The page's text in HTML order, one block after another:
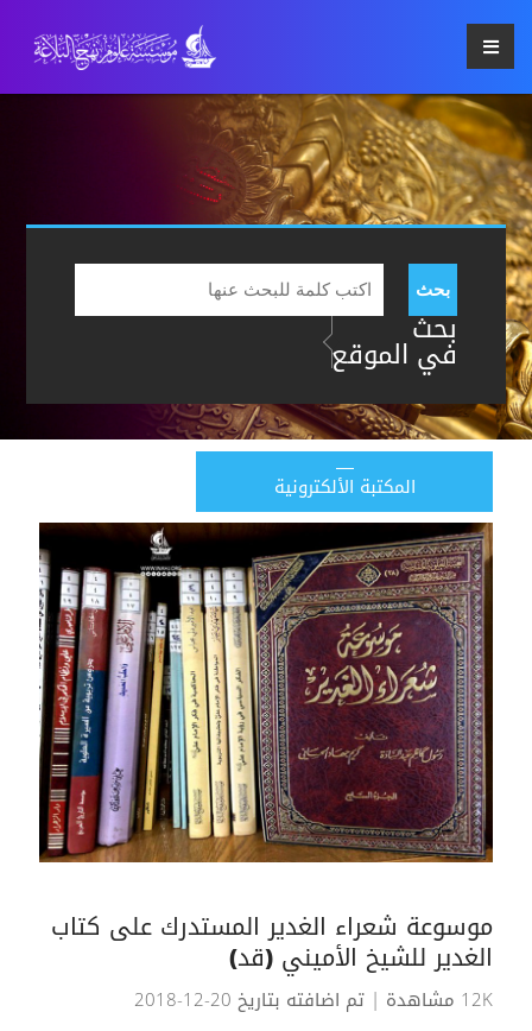
بحث
بحث
في الموقع
المكتبة الألكترونية
موسوعة شعراء الغدير المستدرك على كتاب
الغدير للشيخ الأميني (قد)
12K مشاهدة
| تم اضافته بتاريخ 20-12-2018